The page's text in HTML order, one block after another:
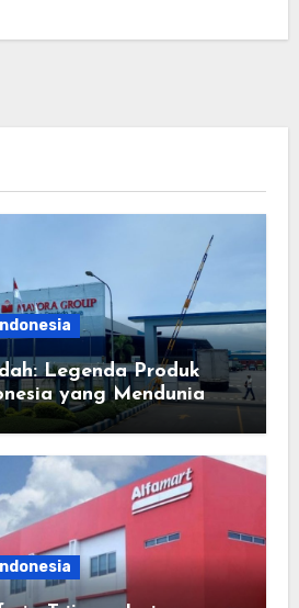
Legenda Produk
yang Mendunia